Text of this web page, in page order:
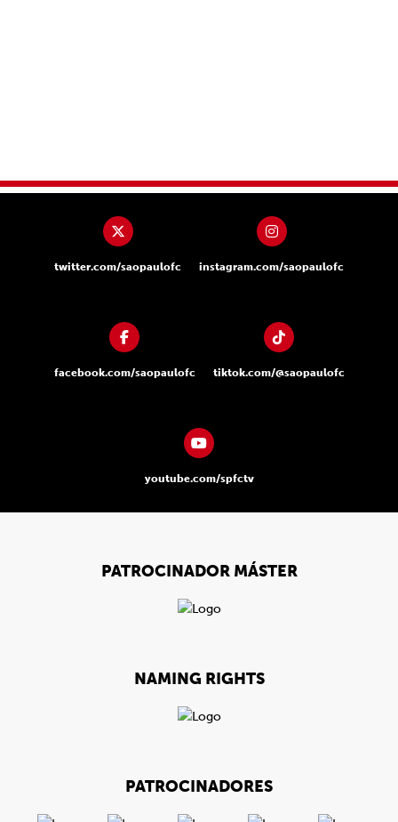
twitter.com/saopaulofc instagram.com/saopaulofc
facebook.com/saopaulofc tiktok.com/@saopaulofc
youtube.com/spfctv
PATROCINADOR MÁSTER
NAMING RIGHTS
PATROCINADORES